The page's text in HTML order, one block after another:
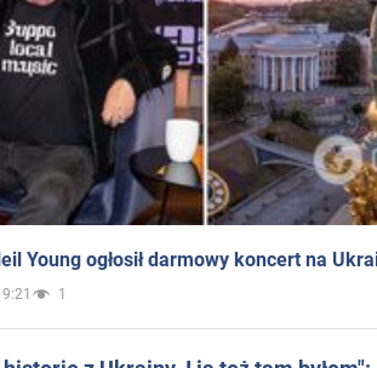
Young ogłosił darmowy koncert na
1